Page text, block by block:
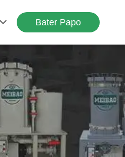
Bater Papo